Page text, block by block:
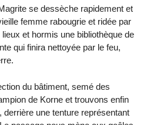
se dessèche rapidement et
femme rabougrie et ridée par
et hormis une bibliothèque de
qui finira nettoyée par le feu,
du bâtiment, semé des
de Korne et trouvons enfin
une tenture représentant